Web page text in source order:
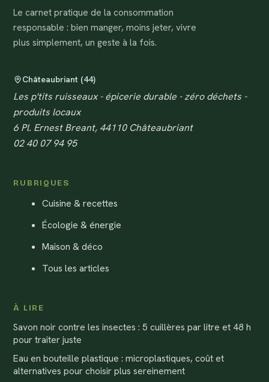
Le carnet pratique de la consommation
responsable : bien manger, moins jeter, vivre
plus simplement, un geste à la fois.
Châteaubriant (44)
Les p'tits ruisseaux - épicerie durable - zéro déchets -
produits locaux
6 Pl. Ernest Breant, 44110 Châteaubriant
02 40 07 94 95
RUBRIQUES
Cuisine & recettes
Écologie & énergie
Maison & déco
Tous les articles
À LIRE
Savon noir contre les insectes : 5 cuillères par litre et 48 h
pour traiter juste
Eau en bouteille plastique : microplastiques, coût et
alternatives pour choisir plus sereinement